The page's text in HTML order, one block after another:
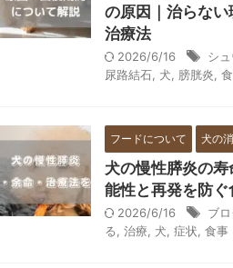
の原因｜治らない
治療法
2026/6/16 シ
尿路結石 犬 膀胱炎
フードについて 犬の
犬の慢性膵炎の
能性と再発を防
2026/6/16 ブ
る 治療 犬 症状 食事